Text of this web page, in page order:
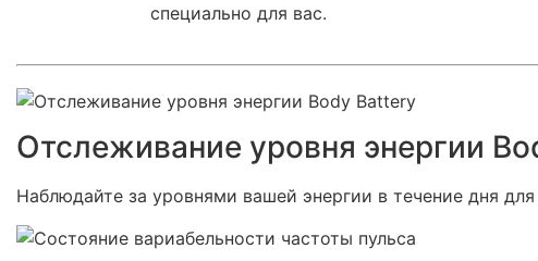
специально для вас.
Отслеживание уровня энергии
Наблюдайте за уровнями вашей энергии в течение дня